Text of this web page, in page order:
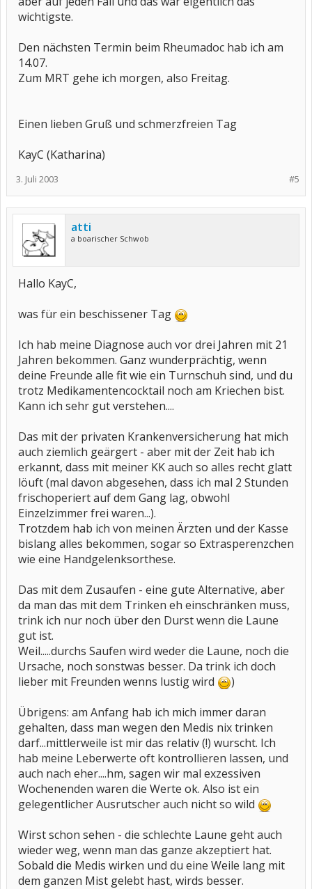
wichtigste.
Den nächsten Termin beim Rheumadoc hab ich am
14.07.
Zum MRT gehe ich morgen, also Freitag.
Einen lieben Gruß und schmerzfreien Tag
KayC (Katharina)
#5
3. Juli 2003
atti
a boarischer Schwob
Hallo KayC,
was für ein beschissener Tag
Ich hab meine Diagnose auch vor drei Jahren mit 21
Jahren bekommen. Ganz wunderprächtig, wenn
deine Freunde alle fit wie ein Turnschuh sind, und du
trotz Medikamentencocktail noch am Kriechen bist.
Kann ich sehr gut verstehen....
Das mit der privaten Krankenversicherung hat mich
auch ziemlich geärgert - aber mit der Zeit hab ich
erkannt, dass mit meiner KK auch so alles recht glatt
löuft (mal davon abgesehen, dass ich mal 2 Stunden
frischoperiert auf dem Gang lag, obwohl
Einzelzimmer frei waren...).
Trotzdem hab ich von meinen Ärzten und der Kasse
bislang alles bekommen, sogar so Extrasperenzchen
wie eine Handgelenksorthese.
Das mit dem Zusaufen - eine gute Alternative, aber
da man das mit dem Trinken eh einschränken muss,
trink ich nur noch über den Durst wenn die Laune
gut ist.
Weil.....durchs Saufen wird weder die Laune, noch die
Ursache, noch sonstwas besser. Da trink ich doch
lieber mit Freunden wenns lustig wird
)
Übrigens: am Anfang hab ich mich immer daran
gehalten, dass man wegen den Medis nix trinken
darf...mittlerweile ist mir das relativ (!) wurscht. Ich
hab meine Leberwerte oft kontrollieren lassen, und
auch nach eher....hm, sagen wir mal exzessiven
Wochenenden waren die Werte ok. Also ist ein
gelegentlicher Ausrutscher auch nicht so wild
Wirst schon sehen - die schlechte Laune geht auch
wieder weg, wenn man das ganze akzeptiert hat.
Sobald die Medis wirken und du eine Weile lang mit
dem ganzen Mist gelebt hast, wirds besser.